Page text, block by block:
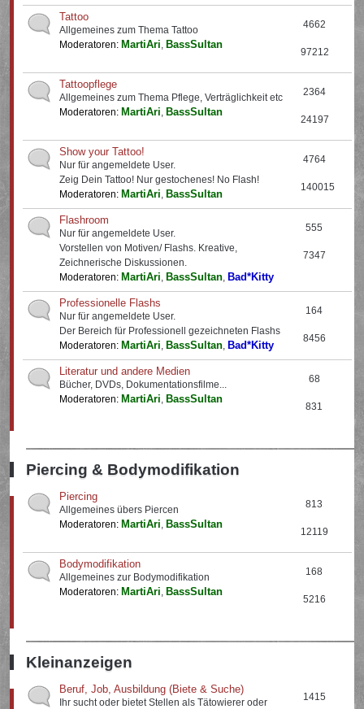
Tattoo
Allgemeines zum Thema Tattoo
Moderatoren: MartiAri, BassSultan
4662
97212
Tattoopflege
Allgemeines zum Thema Pflege, Verträglichkeit etc
Moderatoren: MartiAri, BassSultan
2364
24197
Show your Tattoo!
Nur für angemeldete User.
Zeig Dein Tattoo! Nur gestochenes! No Flash!
Moderatoren: MartiAri, BassSultan
4764
140015
Flashroom
Nur für angemeldete User.
Vorstellen von Motiven/ Flashs. Kreative,
Zeichnerische Diskussionen.
Moderatoren: MartiAri, BassSultan, Bad*Kitty
555
7347
Professionelle Flashs
Nur für angemeldete User.
Der Bereich für Professionell gezeichneten Flashs
Moderatoren: MartiAri, BassSultan, Bad*Kitty
164
8456
Literatur und andere Medien
Bücher, DVDs, Dokumentationsfilme...
Moderatoren: MartiAri, BassSultan
68
831
Piercing & Bodymodifikation
Piercing
Allgemeines übers Piercen
Moderatoren: MartiAri, BassSultan
813
12119
Bodymodifikation
Allgemeines zur Bodymodifikation
Moderatoren: MartiAri, BassSultan
168
5216
Kleinanzeigen
Beruf, Job, Ausbildung (Biete & Suche)
Ihr sucht oder bietet Stellen als Tätowierer oder
1415